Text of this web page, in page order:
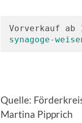
Vorverkauf ab
synagoge-
Quelle:
Martina Pipprich